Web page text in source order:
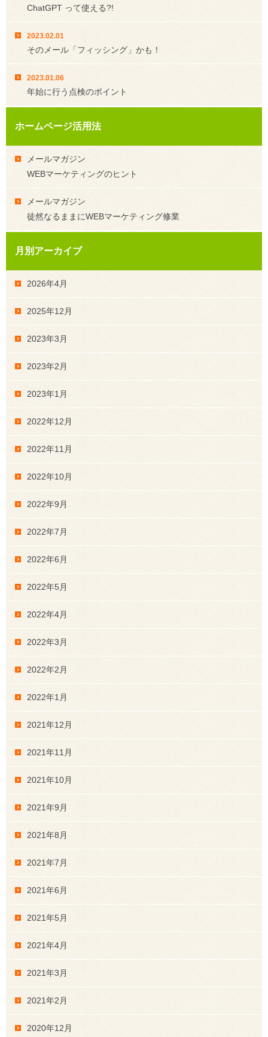
ChatGPT って使える?!
2023.02.01
そのメール「フィッシング」かも！
2023.01.06
年始に行う点検のポイント
ホームページ活用法
メールマガジン
WEBマーケティングのヒント
メールマガジン
徒然なるままにWEBマーケティング修業
月別アーカイブ
2026年4月
2025年12月
2023年3月
2023年2月
2023年1月
2022年12月
2022年11月
2022年10月
2022年9月
2022年7月
2022年6月
2022年5月
2022年4月
2022年3月
2022年2月
2022年1月
2021年12月
2021年11月
2021年10月
2021年9月
2021年8月
2021年7月
2021年6月
2021年5月
2021年4月
2021年3月
2021年2月
2020年12月